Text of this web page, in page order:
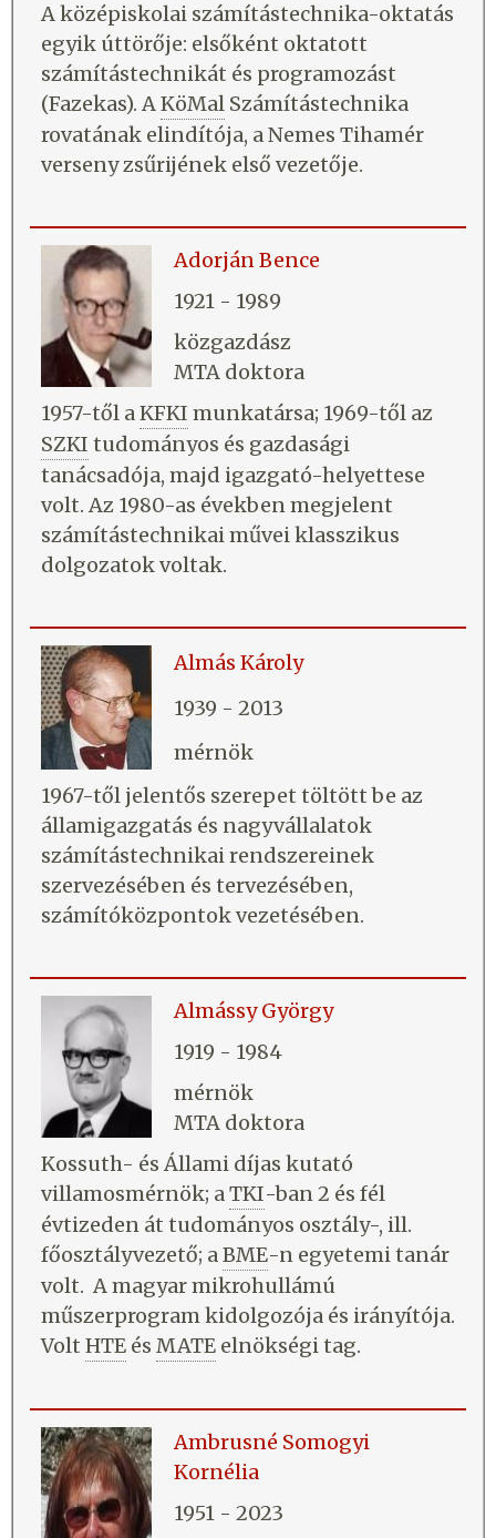
A középiskolai számítástechnika-oktatás
egyik úttörője: elsőként oktatott
számítástechnikát és programozást
(Fazekas). AKöMal Számítástechnika
rovatának elindítója, a Nemes Tihamér
verseny zsűrijének első vezetője.
Adorján Bence
1921 - 1989
közgazdász
MTA doktora
1957-től aKFKI munkatársa; 1969-től az
SZKI tudományos és gazdasági
tanácsadója, majd igazgató-helyettese
volt. Az 1980-as években megjelent
számítástechnikai művei klasszikus
dolgozatok voltak.
Almás Károly
1939 - 2013
mérnök
1967-től jelentős szerepet töltött be az
államigazgatás és nagyvállalatok
számítástechnikai rendszereinek
szervezésében és tervezésében,
számítóközpontok vezetésében.
Almássy György
1919 - 1984
mérnök
MTA doktora
Kossuth- és Állami díjas kutató
villamosmérnök; aTKI-ban 2 és fél
évtizeden át tudományos osztály-, ill.
főosztályvezető; aBME-n egyetemi tanár
volt. A magyar mikrohullámú
műszerprogram kidolgozója és irányítója.
Volt HTE és MATE elnökségi tag.
Ambrusné Somogyi
Kornélia
1951 - 2023